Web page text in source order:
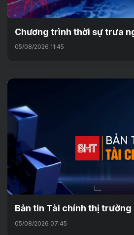
Chương trình thời sự trưa
05/08/2026 11:45
Bản tin Tài chính thị
05/08/2026 07:45